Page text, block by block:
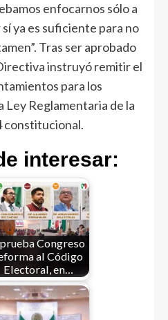
enfocarnos sólo a
ya es suficiente para no
Tras ser aprobado
instruyó remitir el
para los
Reglamentaria de la
constitucional.
interesar:
Congreso
al Código
Electoral, en…